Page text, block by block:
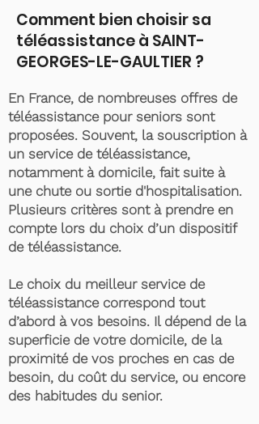
Comment bien choisir sa
téléassistance à SAINT-
GEORGES-LE-GAULTIER ?
En France, de nombreuses offres de
téléassistance pour seniors sont
proposées. Souvent, la souscription à
un service de téléassistance,
notamment à domicile, fait suite à
une chute ou sortie d'hospitalisation.
Plusieurs critères sont à prendre en
compte lors du choix d’un dispositif
de téléassistance.
Le choix du meilleur service de
téléassistance correspond tout
d’abord à vos besoins. Il dépend de la
superficie de votre domicile, de la
proximité de vos proches en cas de
besoin, du coût du service, ou encore
des habitudes du senior.